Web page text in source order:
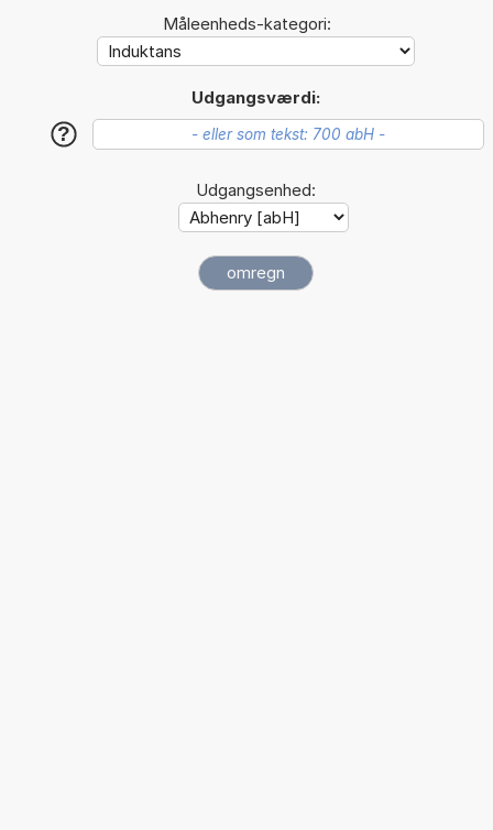
Måleenheds-kategori:
Udgangsværdi:
?
Udgangsenhed: